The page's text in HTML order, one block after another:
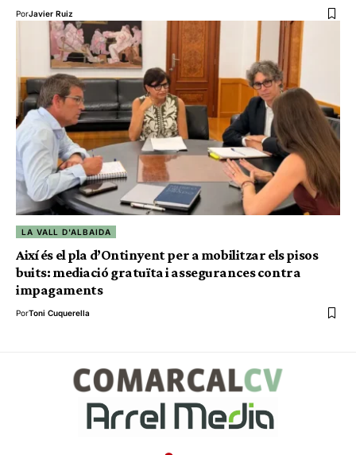
PorJavier Ruiz
LA VALL D'ALBAIDA
Així és el pla d’Ontinyent per a mobilitzar els pisos
buits: mediació gratuïta i assegurances contra
impagaments
PorToni Cuquerella